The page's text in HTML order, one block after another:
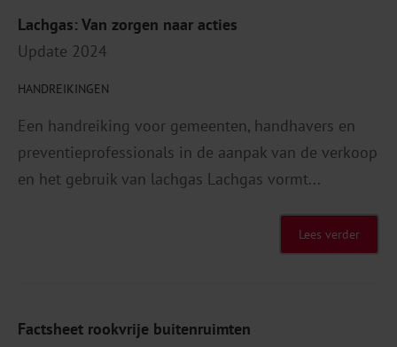
Lachgas: Van zorgen naar acties
Update 2024
HANDREIKINGEN
Een handreiking voor gemeenten, handhavers en
preventieprofessionals in de aanpak van de verkoop
en het gebruik van lachgas Lachgas vormt...
Lees verder
Factsheet rookvrije buitenruimten